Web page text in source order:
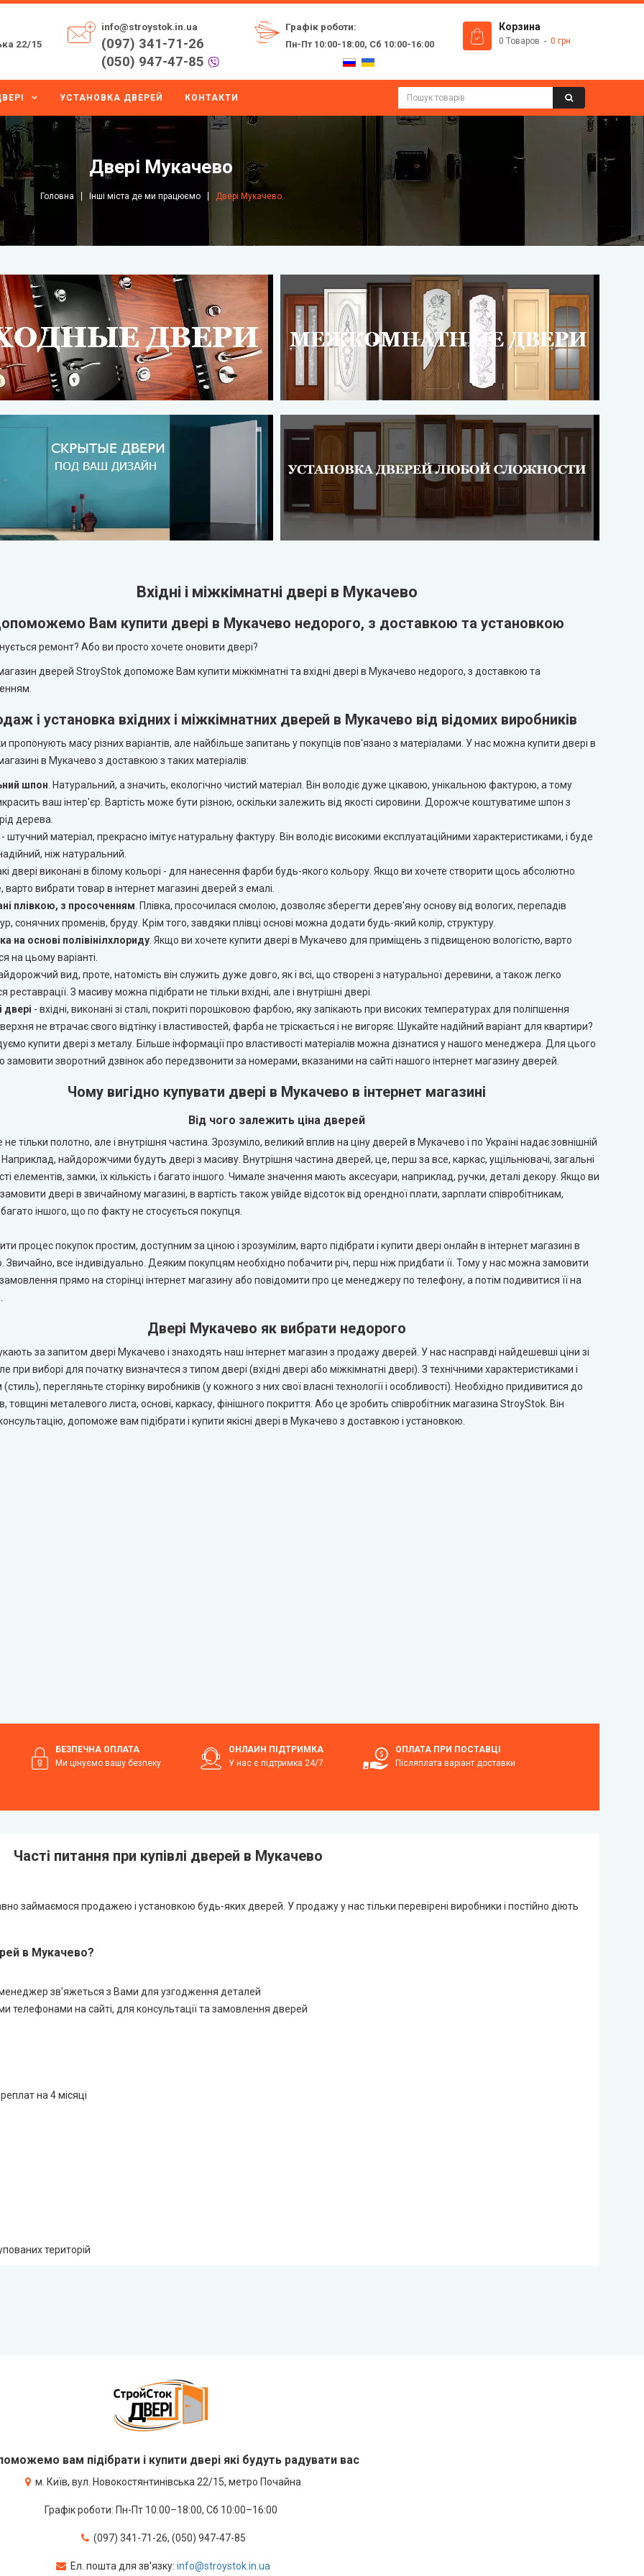
22/15
info@stroystok.in.ua
(097) 341-71-26
(050) 947-47-85
Графік роботи:
Пн-Пт 10:00-18:00, Сб 10:00-16:00
Корзина
0 Товаров 0 грн
УСТАНОВКА ДВЕРЕЙ КОНТАКТИ
Двері Мукачево
Головна Інші міста де ми працюємо Двері Мукачево
Вхідні і міжкімнатні двері в Мукачево
Вам купити двері в Мукачево недорого, з доставкою та установкою
ремонт? Або ви просто хочете оновити двері?
магазин дверей StroyStok допоможе Вам купити міжкімнатні та вхідні двері в Мукачево недорого, з доставкою та
і установка вхідних і міжкімнатних дверей в Мукачево від відомих виробників
пропонують масу різних варіантів, але найбільше запитань у покупців пов'язано з матеріалами. У нас можна купити двері в
в Мукачево з доставкою з таких матеріалів:
шпон . Натуральний, а значить, екологічно чистий матеріал. Він володіє дуже цікавою, унікальною фактурою, а тому
ваш інтер'єр. Вартість може бути різною, оскільки залежить від якості сировини. Дорожче коштуватиме шпон з
дерева.
- штучний матеріал, прекрасно імітує натуральну фактуру. Він володіє високими експлуатаційними характеристиками, і буде
ніж натуральний.
двері виконані в білому кольорі - для нанесення фарби будь-якого кольору. Якщо ви хочете створити щось абсолютно
варто вибрати товар в інтернет магазині дверей з емалі.
плівкою, з просоченням . Плівка, просочилася смолою, дозволяє зберегти дерев'яну основу від вологих, перепадів
сонячних променів, бруду. Крім того, завдяки плівці основі можна додати будь-який колір, структуру.
на основі полівінілхлориду. Якщо ви хочете купити двері в Мукачево для приміщень з підвищеною вологістю, варто
на цьому варіанті.
вид, проте, натомість він служить дуже довго, як і всі, що створені з натуральної деревини, а також легко
реставрації. З масиву можна підібрати не тільки вхідні, але і внутрішні двері.
двері - вхідні, виконані зі сталі, покриті порошковою фарбою, яку запікають при високих температурах для поліпшення
не втрачає свого відтінку і властивостей, фарба не тріскається і не вигоряє. Шукайте надійний варіант для квартири?
купити двері з металу. Більше інформації про властивості матеріалів можна дізнатися у нашого менеджера. Для цього
замовити зворотний дзвінок або передзвонити за номерами, вказаними на сайті нашого інтернет магазину дверей.
Чому вигідно купувати двері в Мукачево в інтернет магазині
Від чого залежить ціна дверей
не тільки полотно, але і внутрішня частина. Зрозуміло, великий вплив на ціну дверей в Мукачево і по Україні надає зовнішній
Наприклад, найдорожчими будуть двері з масиву. Внутрішня частина дверей, це, перш за все, каркас, ущільнювачі, загальні
елементів, замки, їх кількість і багато іншого. Чимале значення мають аксесуари, наприклад, ручки, деталі декору. Якщо ви
двері в звичайному магазині, в вартість також увійде відсоток від орендної плати, зарплати співробітникам,
іншого, що по факту не стосується покупця.
процес покупок простим, доступним за ціною і зрозумілим, варто підібрати і купити двері онлайн в інтернет магазині в
Звичайно, все індивідуально. Деяким покупцям необхідно побачити річ, перш ніж придбати її. Тому у нас можна замовити
замовлення прямо на сторінці інтернет магазину або повідомити про це менеджеру по телефону, а потім подивитися її на
Двері Мукачево як вибрати недорого
за запитом двері Мукачево і знаходять наш інтернет магазин з продажу дверей. У нас насправді найдешевші ціни зі
при виборі для початку визначтеся з типом двері (вхідні двері або міжкімнатні двері). З технічними характеристиками і
перегляньте сторінку виробників (у кожного з них свої власні технології і особливості). Необхідно придивитися до
товщині металевого листа, основі, каркасу, фінішного покриття. Або це зробить співробітник магазина StroyStok. Він
допоможе вам підібрати і купити якісні двері в Мукачево з доставкою і установкою.
БЕЗПЕЧНА ОПЛАТА
Ми цінуємо вашу безпеку
ОНЛАЙН ПІДТРИМКА
У нас є підтримка 24/7
ОПЛАТА ПРИ ПОСТАВЦІ
Післяплата варіант доставки
Часті питання при купівлі дверей в Мукачево
займаємося продажею і установкою будь-яких дверей. У продажу у нас тільки перевірені виробники і постійно діють
в Мукачево?
зв'яжеться з Вами для узгодження деталей
на сайті, для консультації та замовлення дверей
на 4 місяці
територій
вам підібрати і купити двері які будуть радувати вас
м. Київ, вул. Новокостянтинівська 22/15, метро Почайна
Графік роботи: Пн-Пт 10:00–18:00, Сб 10:00–16:00
(097) 341-71-26, (050) 947-47-85
Ел. пошта для зв'язку: info@stroystok.in.ua